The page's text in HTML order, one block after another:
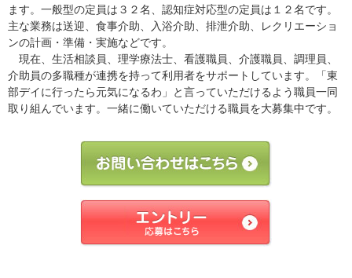
ます。一般型の定員は３２名、認知症対応型の定員は１２名です。
主な業務は送迎、食事介助、入浴介助、排泄介助、レクリエーショ
ンの計画・準備・実施などです。
現在、生活相談員、理学療法士、看護職員、介護職員、調理員、
介助員の多職種が連携を持って利用者をサポートしています。「東
部デイに行ったら元気になるわ」と言っていただけるよう職員一同
取り組んでいます。一緒に働いていただける職員を大募集中です。